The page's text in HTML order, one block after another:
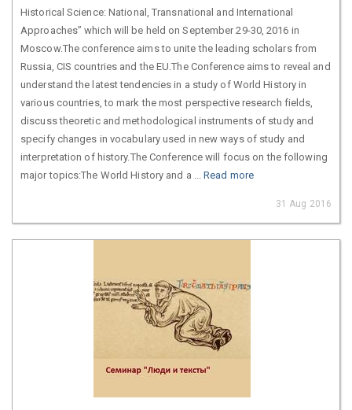
Historical Science: National, Transnational and International
Approaches” which will be held on September 29-30, 2016 in
Moscow.The conference aims to unite the leading scholars from
Russia, CIS countries and the EU.The Conference aims to reveal and
understand the latest tendencies in a study of World History in
various countries, to mark the most perspective research fields,
discuss theoretic and methodological instruments of study and
specify changes in vocabulary used in new ways of study and
interpretation of history.The Conference will focus on the following
major topics:The World History and a ...Read more
31 Aug 2016